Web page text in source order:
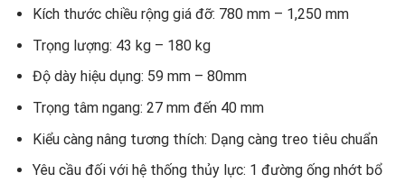
Kích thước chiều rộng giá đỡ: 780 mm – 1,250 mm
Trọng lượng: 43 kg – 180 kg
Độ dày hiệu dụng: 59 mm – 80mm
Trọng tâm ngang: 27 mm đến 40 mm
Kiểu càng nâng tương thích: Dạng càng treo tiêu chuẩn
Yêu cầu đối với hệ thống thủy lực: 1 đường ống nhớt bổ